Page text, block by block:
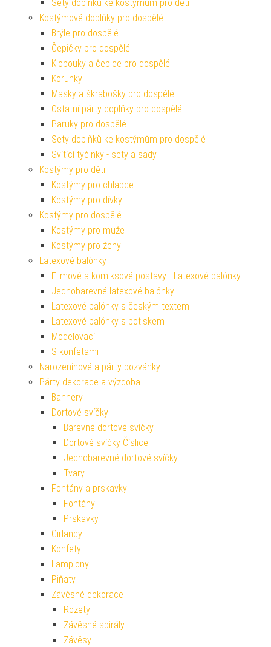
Sety doplňků ke kostýmům pro děti
Kostýmové doplňky pro dospělé
Brýle pro dospělé
Čepičky pro dospělé
Klobouky a čepice pro dospělé
Korunky
Masky a škrabošky pro dospělé
Ostatní párty doplňky pro dospělé
Paruky pro dospělé
Sety doplňků ke kostýmům pro dospělé
Svítící tyčinky - sety a sady
Kostýmy pro děti
Kostýmy pro chlapce
Kostýmy pro dívky
Kostýmy pro dospělé
Kostýmy pro muže
Kostýmy pro ženy
Latexové balónky
Filmové a komiksové postavy - Latexové balónky
Jednobarevné latexové balónky
Latexové balónky s českým textem
Latexové balónky s potiskem
Modelovací
S konfetami
Narozeninové a párty pozvánky
Párty dekorace a výzdoba
Bannery
Dortové svíčky
Barevné dortové svíčky
Dortové svíčky Číslice
Jednobarevné dortové svíčky
Tvary
Fontány a prskavky
Fontány
Prskavky
Girlandy
Konfety
Lampiony
Piňaty
Závěsné dekorace
Rozety
Závěsné spirály
Závěsy